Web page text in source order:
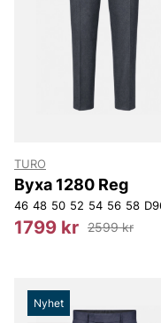
TURO
Byxa 1280 Reg
46 48 50 52 54 56 58
1799 kr 2599 kr
Nyhet